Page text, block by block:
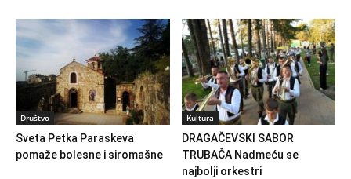
Društvo
Sveta Petka Paraskeva
pomaže bolesne i siromašne
Kultura
DRAGAČEVSKI SABOR
TRUBAČA Nadmeću se
najbolji orkestri